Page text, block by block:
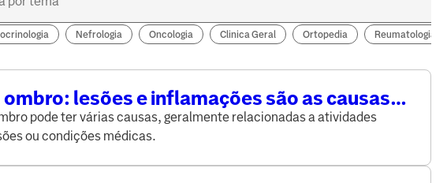
Nefrologia Oncologia Clinica Geral Ortopedia Reumatologia
ombro: lesões e inflamações são as causas
pode ter várias causas, geralmente relacionadas a atividades
ou condições médicas.